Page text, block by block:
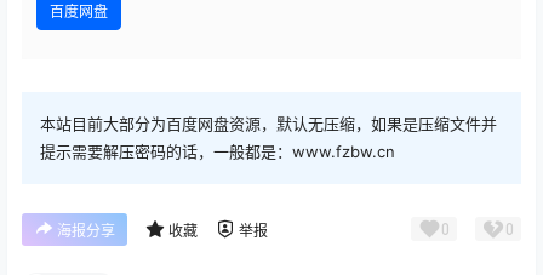
百度网盘
本站目前大部分为百度网盘资源，默认无压缩，如果是压缩文件并
提示需要解压密码的话，一般都是：www.fzbw.cn
海报分享 收藏 举报 0 0